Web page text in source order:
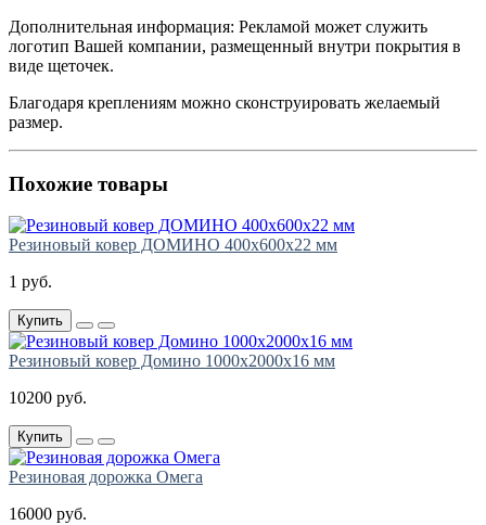
Дополнительная информация: Рекламой может служить
логотип Вашей компании, размещенный внутри покрытия в
виде щеточек.
Благодаря креплениям можно сконструировать желаемый
размер.
Похожие товары
Резиновый ковер ДОМИНО 400х600х22 мм
1 руб.
Купить
Резиновый ковер Домино 1000х2000х16 мм
10200 руб.
Купить
Резиновая дорожка Омега
16000 руб.